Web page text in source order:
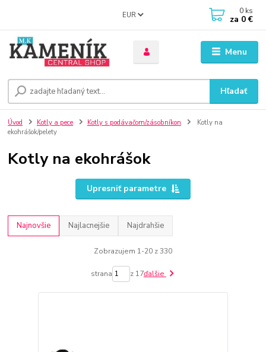
Menu
EUR
Hľadať
0 ks
za 0 €
Úvod Kotly a pece Kotly s podávačom/zásobníkon
Kotly na
ekohrášok/pelety
Kotly na ekohrášok
Upresniť parametre
Najnovšie Najlacnejšie Najdrahšie
Zobrazujem 1-20 z 330
strana z 17ďalšie